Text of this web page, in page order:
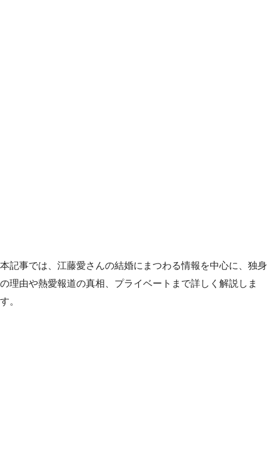
本記事では、江藤愛さんの結婚にまつわる情報を中心に、独身
の理由や熱愛報道の真相、プライベートまで詳しく解説しま
す。